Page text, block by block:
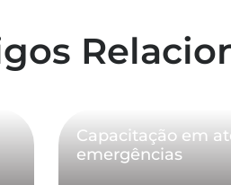
Capacitação em
emergências